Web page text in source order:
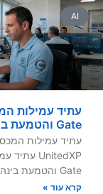
AI
Gate והטמעת בינה מלאכותית
Gate והטמעת בינה מלאכותית אוגוסט 2026 | זמן
קרא עוד »